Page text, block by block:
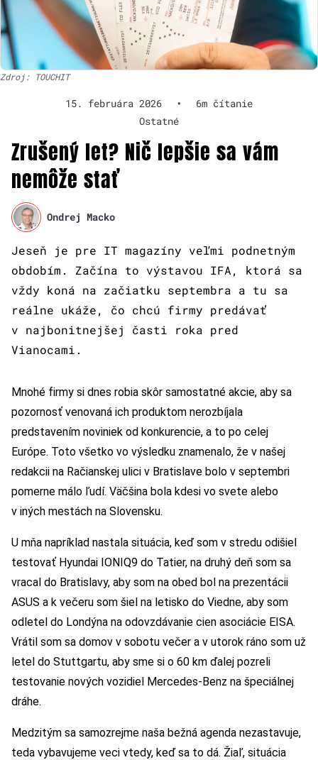
Zdroj: TOUCHIT
15. februára 2026 •
6m čítanie
Ostatné
Zrušený let? Nič lepšie sa vám
nemôže stať
Ondrej Macko
Jeseň je pre IT magazíny veľmi podnetným
obdobím. Začína to výstavou IFA, ktorá sa
vždy koná na začiatku septembra a tu sa
reálne ukáže, čo chcú firmy predávať
v najbonitnejšej časti roka pred
Vianocami.
Mnohé firmy si dnes robia skôr samostatné akcie, aby sa
pozornosť venovaná ich produktom nerozbíjala
predstavením noviniek od konkurencie, a to po celej
Európe. Toto všetko vo výsledku znamenalo, že v našej
redakcii na Račianskej ulici v Bratislave bolo v septembri
pomerne málo ľudí. Väčšina bola kdesi vo svete alebo
v iných mestách na Slovensku.
U mňa napríklad nastala situácia, keď som v stredu odišiel
testovať Hyundai IONIQ9 do Tatier, na druhý deň som sa
vracal do Bratislavy, aby som na obed bol na prezentácii
ASUS a k večeru som šiel na letisko do Viedne, aby som
odletel do Londýna na odovzdávanie cien asociácie EISA.
Vrátil som sa domov v sobotu večer a v utorok ráno som už
letel do Stuttgartu, aby sme si o 60 km ďalej pozreli
testovanie nových vozidiel Mercedes-Benz na špeciálnej
dráhe.
Medzitým sa samozrejme naša bežná agenda nezastavuje,
teda vybavujeme veci vtedy, keď sa to dá. Žiaľ, situácia